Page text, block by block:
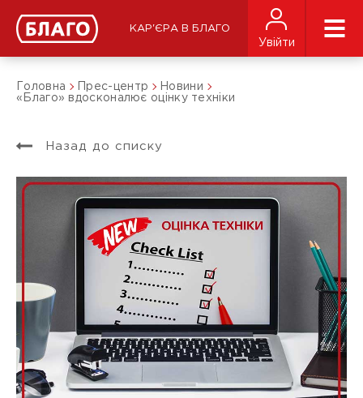
КАР'ЄРА В БЛАГО
Увійти
Головна Прес-центр
Новини
«Благо» вдосконалює оцінку техніки
Назад до списку